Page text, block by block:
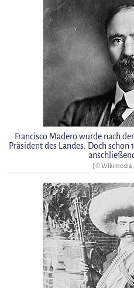
Francisco Madero wurde nach
Präsident des Landes. Doch
[ ©